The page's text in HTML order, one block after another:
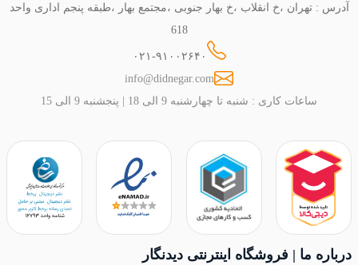
آدرس : تهران ،خ انقلاب ،خ بهار جنوبی ،مجتمع بهار ،طبقه پنجم اداری واحد
618
۰۲۱-۹۱۰۰۲۶۴۰
info@didnegar.com
ساعات کاری : شنبه تا چهارشنبه 9 الی 18 | پنجشنبه 9 الی 15
درباره ما | فروشگاه اینترنتی دیدنگار